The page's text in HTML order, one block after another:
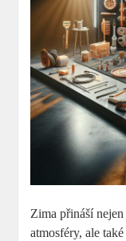
Zima přináší
atmosféry, ale